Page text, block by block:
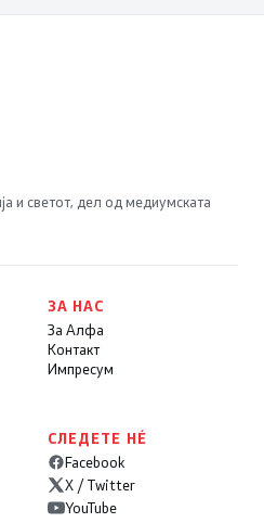
и светот, дел од медиумската
ЗА НАС
За Алфа
Контакт
Импресум
СЛЕДЕТЕ НÉ
Facebook
X / Twitter
YouTube